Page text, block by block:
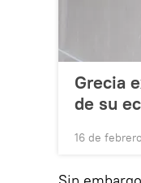
Grecia
de su
16 de